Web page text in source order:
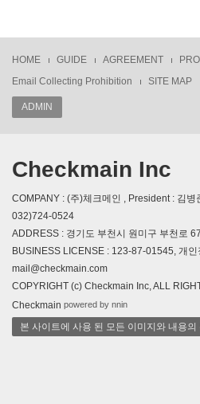
HOME GUIDE AGREEMENT
Email Collecting Prohibition
SITE MAP
ADMIN
Checkmain Inc
COMPANY : (주)체크메인 , President : 김
032)724-0524
ADDRESS : 경기도 부천시 원미구 부천로
BUSINESS LICENSE : 123-87-01545, 개
mail@checkmain.com
COPYRIGHT (c) Checkmain Inc, ALL
Checkmain powered by nnin
본 사이트에 사용 된 모든 이미지와 내용